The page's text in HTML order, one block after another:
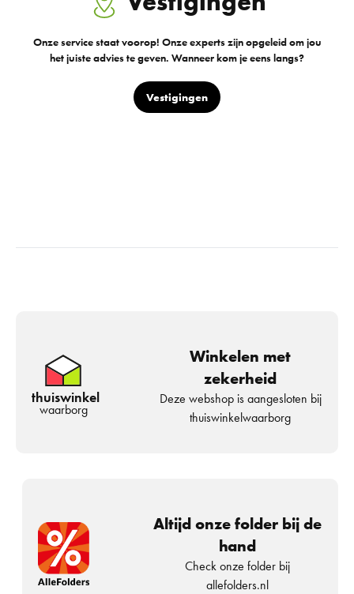
Onze service staat voorop! Onze experts zijn opgeleid om jou
het juiste advies te geven. Wanneer kom je eens langs?
Vestigingen
thuiswinkel
waarborg
Winkelen met
zekerheid
Deze webshop is aangesloten bij
thuiswinkelwaarborg
Altijd onze folder bij de
hand
Check onze folder bij
allefolders.nl